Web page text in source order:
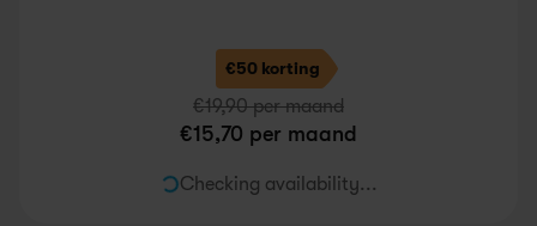
€19,90 per maand
€15,70 per maand
€50 korting
Checking availability...